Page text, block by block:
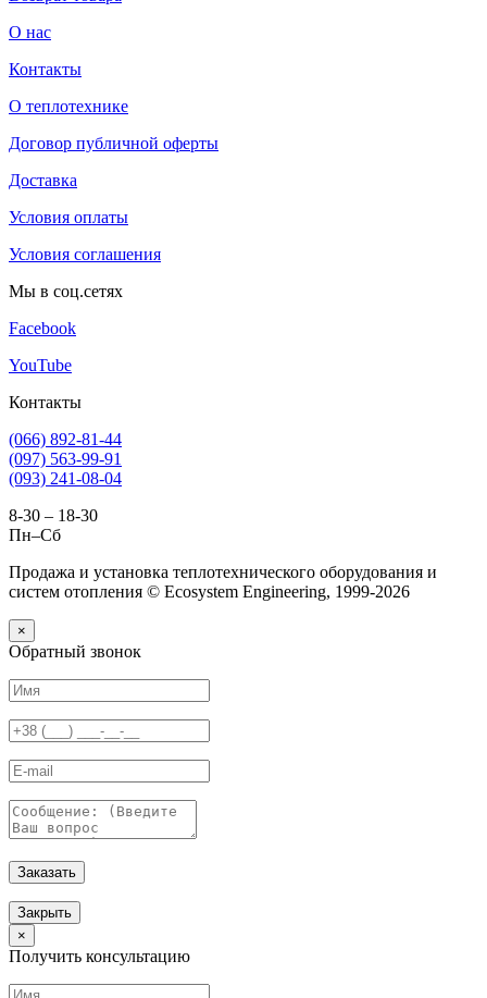
О нас
Контакты
О теплотехнике
Договор публичной оферты
Доставка
Условия оплаты
Условия соглашения
Мы в соц.сетях
Facebook
YouTube
Контакты
(066) 892-81-44
(097) 563-99-91
(093) 241-08-04
8-30 – 18-30
Пн–Сб
Продажа и установка теплотехнического оборудования и
систем отопления © Ecosystem Engineering, 1999-2026
×
Обратный звонок
Заказать
Закрыть
×
Получить консультацию